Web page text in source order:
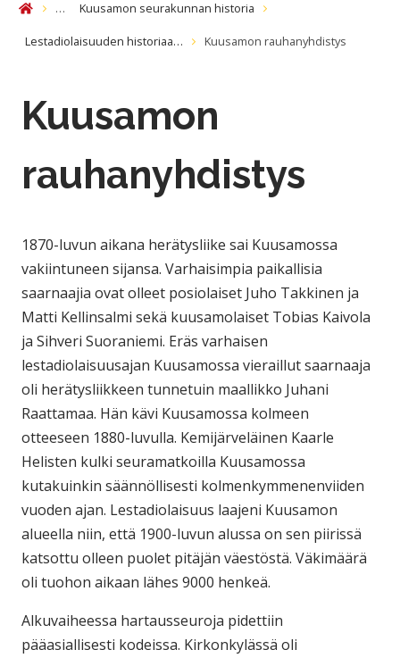
Etusivu… Kuusamon seurakunnan historia
Lestadiolaisuuden historiaa… Kuusamon rauhanyhdistys
Kuusamon
rauhanyhdistys
1870-luvun aikana herätysliike sai Kuusamossa
vakiintuneen sijansa. Varhaisimpia paikallisia
saarnaajia ovat olleet posiolaiset Juho Takkinen ja
Matti Kellinsalmi sekä kuusamolaiset Tobias Kaivola
ja Sihveri Suoraniemi. Eräs varhaisen
lestadiolaisuusajan Kuusamossa vieraillut saarnaaja
oli herätysliikkeen tunnetuin maallikko Juhani
Raattamaa. Hän kävi Kuusamossa kolmeen
otteeseen 1880-luvulla. Kemijärveläinen Kaarle
Helisten kulki seuramatkoilla Kuusamossa
kutakuinkin säännöllisesti kolmenkymmenenviiden
vuoden ajan. Lestadiolaisuus laajeni Kuusamon
alueella niin, että 1900-luvun alussa on sen piirissä
katsottu olleen puolet pitäjän väestöstä. Väkimäärä
oli tuohon aikaan lähes 9000 henkeä.
Alkuvaiheessa hartausseuroja pidettiin
pääasiallisesti kodeissa. Kirkonkylässä oli